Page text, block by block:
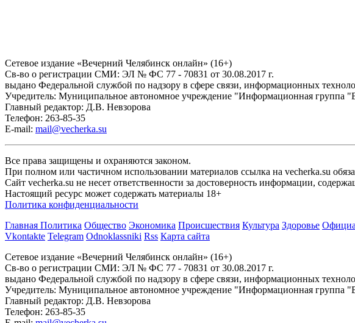
Сетевое издание «Вечерний Челябинск онлайн» (16+)
Cв-во о регистрации СМИ: ЭЛ № ФС 77 - 70831 от 30.08.2017 г.
выдано Федеральной службой по надзору в сфере связи, информационных
Учредитель: Муниципальное автономное учреждение "Информационная группа
Главный редактор: Д.В. Невзорова
Телефон: 263-85-35
E-mail: mail@vecherka.su
Все права защищены и охраняются законом.
При полном или частичном использовании материалов ссылка на vecherka.su
Сайт vecherka.su не несет ответственности за достоверность информации,
Настоящий ресурс может содержать материалы 18+
Политика конфиденциальности
Главная Политика Общество Экономика Происшествия Культура Здоровье
Vkontakte Telegram Odnoklassniki Rss Карта сайта
Сетевое издание «Вечерний Челябинск онлайн» (16+)
Cв-во о регистрации СМИ: ЭЛ № ФС 77 - 70831 от 30.08.2017 г.
выдано Федеральной службой по надзору в сфере связи, информационных
Учредитель: Муниципальное автономное учреждение "Информационная группа
Главный редактор: Д.В. Невзорова
Телефон: 263-85-35